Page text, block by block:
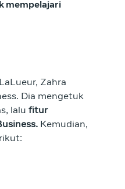
mempelajari
Zahra
Dia mengetuk
lalu fitur
Kemudian,